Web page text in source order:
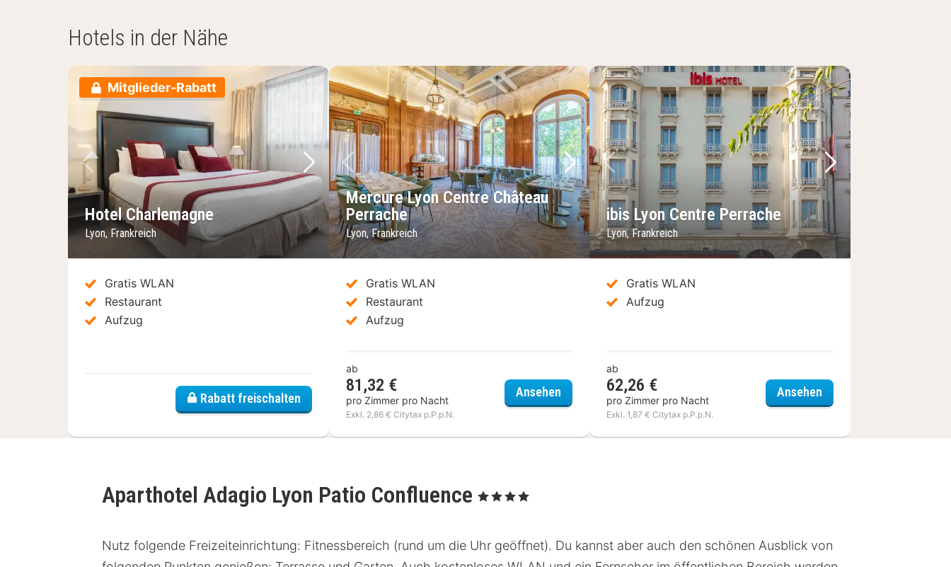
Hotels in der Nähe
Mitglieder-Rabatt
Vorheriges Bild
Nächstes Bild
Hotel Charlemagne
Lyon, Frankreich
Gratis WLAN
Restaurant
Aufzug
Rabatt freischalten
Vorheriges Bild
Nächstes Bild
Mercure Lyon Centre Château
Perrache
Lyon, Frankreich
Gratis WLAN
Restaurant
Aufzug
ab
81,32 €
pro Zimmer pro Nacht
Exkl. 2,86 € Citytax p.P.p.N.
Ansehen Mercure Lyon Centre Château Perrache
Vorheriges Bild
Nächstes Bild
ibis Lyon Centre Perrache
Lyon, Frankreich
Gratis WLAN
Aufzug
ab
62,26 €
pro Zimmer pro Nacht
Exkl. 1,87 € Citytax p.P.p.N.
Ansehenibis Lyon Centre
Aparthotel Adagio Lyon Patio Confluence , 4 Sterne
Nutz folgende Freizeiteinrichtung: Fitnessbereich (rund um die Uhr geöffnet). Du kannst aber auch den schönen Ausblick von